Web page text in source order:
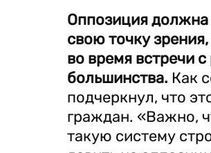
Оппозиция должна
свою точку
во время встречи
большинства. Как
подчеркнул, что
граждан. «Важно,
такую систему